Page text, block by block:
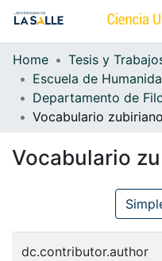
Communities &
All of DSpace
Home
Tesis y
Vocabulario zubiriano
Vocabulario
dc.contributor.author